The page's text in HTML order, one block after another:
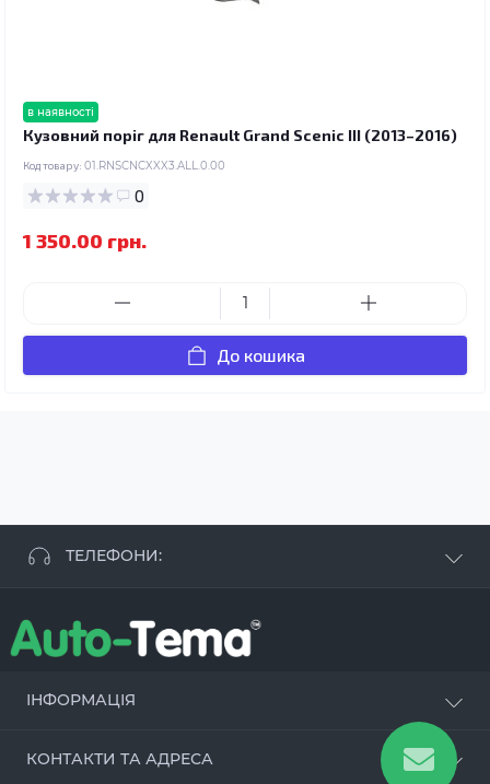
в наявності
Кузовний поріг для Renault Grand Scenic III (2013–2016)
Код товару: 01.RNSCNCXXX3.ALL.0.00
0
1 350.00 грн.
До кошика
ТЕЛЕФОНИ:
+38 096 250 84 38
+38 099 657 61 50
ІНФОРМАЦІЯ
КОНТАКТИ ТА АДРЕСА